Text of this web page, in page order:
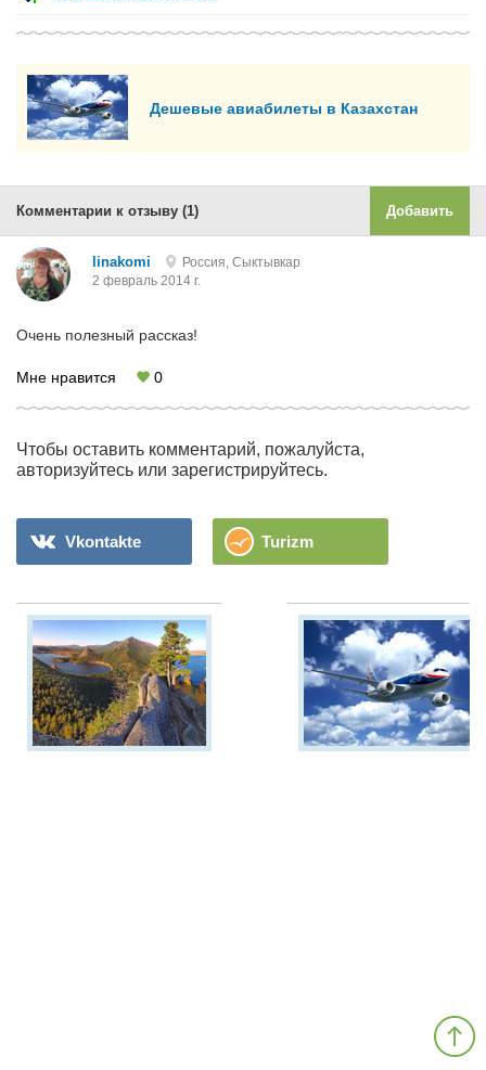
Дешевые авиабилеты в Казахстан
Комментарии к отзыву (1) Добавить
linakomi
Россия, Сыктывкар
2 февраль 2014 г.
Очень полезный рассказ!
Мне нравится 0
Чтобы оставить комментарий, пожалуйста,
авторизуйтесь или зарегистрируйтесь.
Vkontakte Turizm